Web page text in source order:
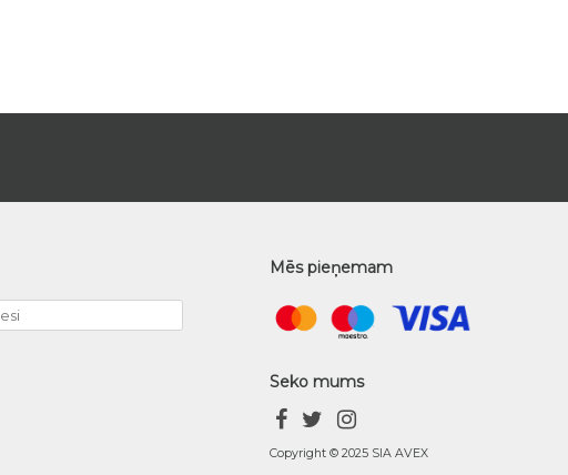
Mēs pieņemam
Seko mums
Copyright © 2025 SIA AVEX